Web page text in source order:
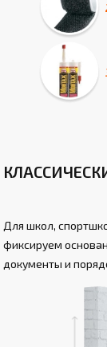
Для школ,
фиксируем
документы и